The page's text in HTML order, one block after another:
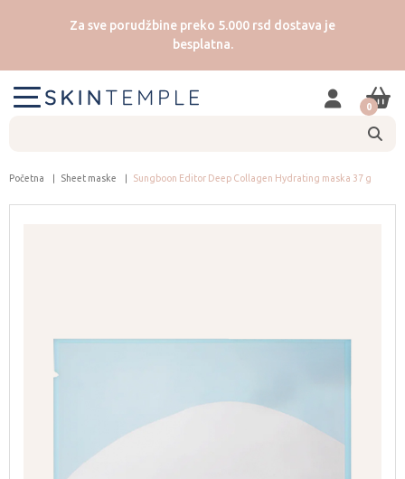
Za sve porudžbine preko 5.000 rsd dostava je
besplatna.
0
Početna Sheet maske Sungboon Editor Deep Collagen Hydrating maska 37 g